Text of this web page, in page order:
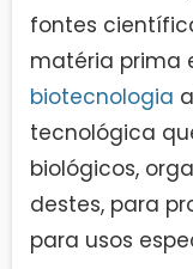
fontes
matéria prima
biotecnologia
tecnológica
biológicos,
destes, para
para usos